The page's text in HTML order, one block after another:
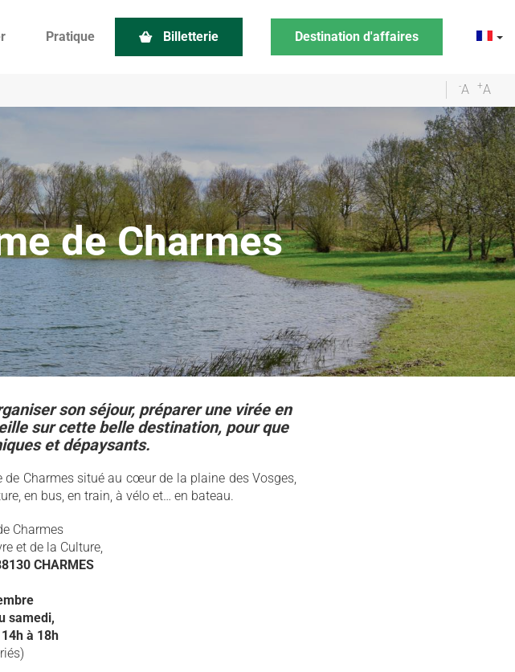
Pratique Billetterie Destination d'affaires
-A +A
de Charmes
son séjour, préparer une virée en
sur cette belle destination, pour que
et dépaysants.
Charmes situé au cœur de la plaine des Vosges,
en bus, en train, à vélo et… en bateau.
Charmes
et de la Culture,
CHARMES
samedi,
à 18h